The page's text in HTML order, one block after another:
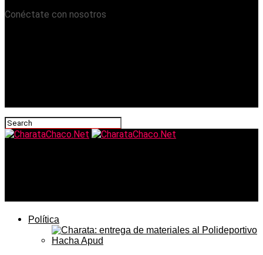
Conéctate con nosotros
Política